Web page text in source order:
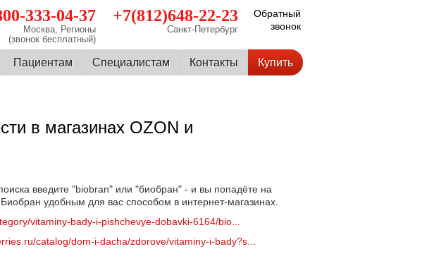
Обратный
звонок
+7(812)648-22-23
Санкт-Петербург
333-04-37
Москва, Регионы
(звонок бесплатный)
Пациентам Cпециалистам Контакты Купить
в магазинах OZON и
введите "biobran" или "биобран" - и вы попадёте на
удобным для вас способом в интернет-магазинах.
vitaminy-bady-i-pishchevye-dobavki-6164/bio...
catalog/dom-i-dacha/zdorove/vitaminy-i-bady?s...